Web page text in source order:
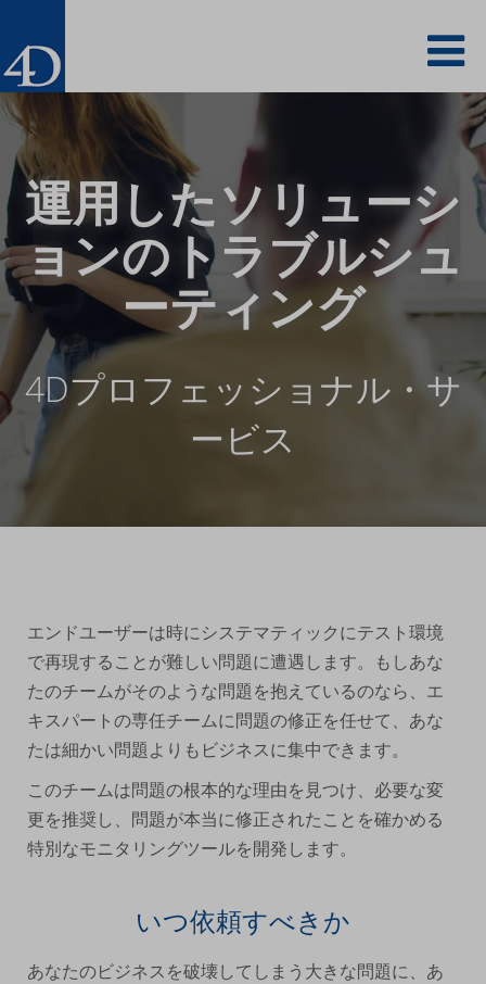
main
content
運用したソリューシ
ョンのトラブルシュ
ーティング
4Dプロフェッショナル・サ
ービス
エンドユーザーは時にシステマティックにテスト環境
で再現することが難しい問題に遭遇します。もしあな
たのチームがそのような問題を抱えているのなら、エ
キスパートの専任チームに問題の修正を任せて、あな
たは細かい問題よりもビジネスに集中できます。
このチームは問題の根本的な理由を見つけ、必要な変
更を推奨し、問題が本当に修正されたことを確かめる
特別なモニタリングツールを開発します。
いつ依頼すべきか
あなたのビジネスを破壊してしまう大きな問題に、あ